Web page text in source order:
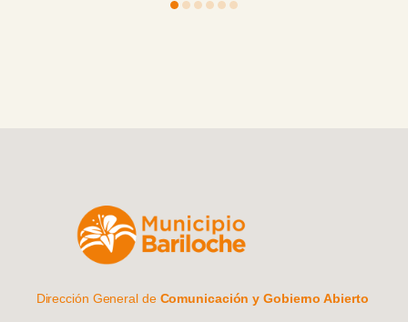
Dirección General de Comunicación y Gobierno Abierto